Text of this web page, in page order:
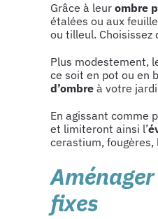
Grâce à leur ombre
étalées ou aux
ou tilleul. Choisissez
Plus modestement,
ce soit en pot ou en
d’ombre à votre
En agissant comme
et limiteront ainsi l’
cerastium,
fixes